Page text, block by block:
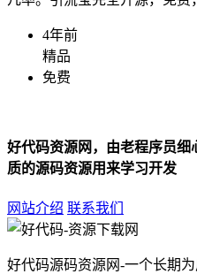
4年前
精品
免费
好代码资源网，由老程序员
质的源码资源用来学习开发
网站介绍 联系我们
好代码源码资源网-一个长期